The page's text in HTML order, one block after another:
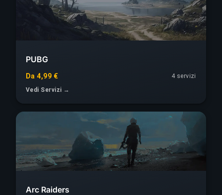
PUBG
Da 4,99 €
4 servizi
Vedi Servizi →
Arc Raiders